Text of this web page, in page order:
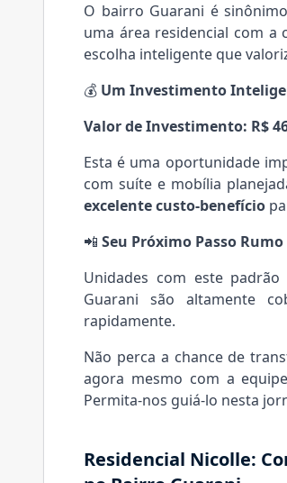
O bairro Guarani é
uma área residencial com a
escolha inteligente que
💰 Um Investimento
Valor de Investimento: R$
Esta é uma oportunidade
com suíte e mobília
excelente custo-benefício
📲 Seu Próximo Passo
Unidades com este
Guarani são altamente
rapidamente.
Não perca a chance de
agora mesmo com a
Permita-nos guiá-lo nesta
Residencial Nicolle: